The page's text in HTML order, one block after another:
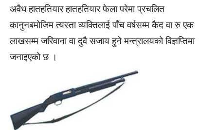
अवैध हातहतियार हातहतियार फेला परेमा प्रचलित
कानुनबमोजिम त्यस्ता व्यक्तिलाई पाँच वर्षसम्म कैद वा रु एक
लाखसम्म जरिवाना वा दुवै सजाय हुने मन्त्रालयको विज्ञप्तिमा
जनाइएको छ ।